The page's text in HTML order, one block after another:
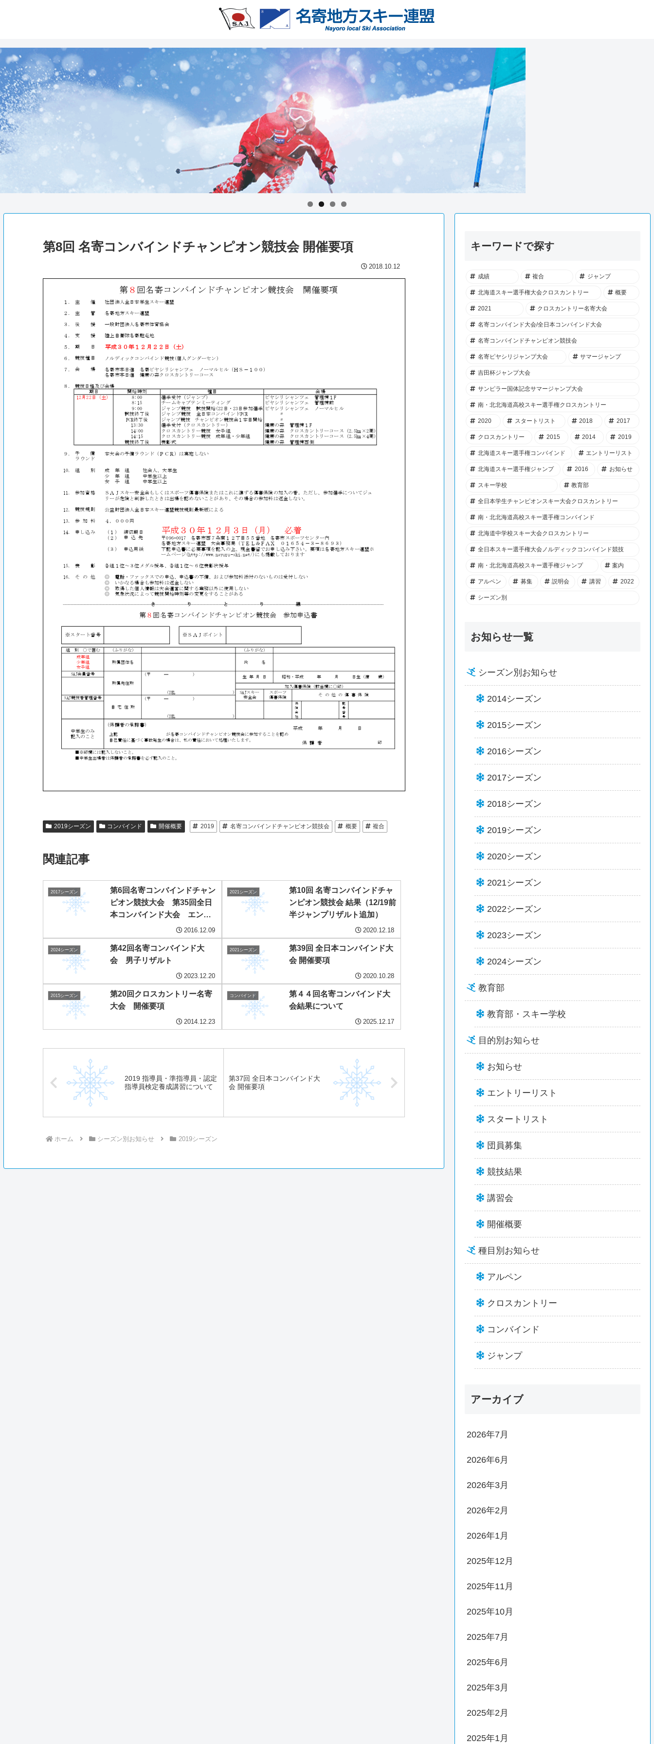
第8回 名寄コンバインドチャンピオン競技会 開催要項
2018.10.12
2019シーズン コンバインド 開催概要 2019 名寄コンバインドチャンピオン競技会 概要 複合
関連記事
2017シーズン
第6回名寄コンバインドチャン
ピオン競技大会 第35回全日
本コンバインド大会 エント
2016.12.09
2021シーズン
第10回 名寄コンバインドチャ
ンピオン競技会 結果（12/19前
半ジャンプリザルト追加）
2020.12.18
2024シーズン
第42回名寄コンバインド大
会 男子リザルト
2023.12.20
2021シーズン
第39回 全日本コンバインド大
会 開催要項
2020.10.28
2015シーズン
第20回クロスカントリー名寄
大会 開催要項
2014.12.23
コンバインド
第４４回名寄コンバインド大
会結果について
2025.12.17
2019 指導員・準指導員・認定
指導員検定養成講習について
第37回 全日本コンバインド大
会 開催要項
ホーム シーズン別お知らせ 2019シーズン
キーワードで探す
成績 複合 ジャンプ
北海道スキー選手権大会クロスカントリー 概要
2021 クロスカントリー名寄大会
名寄コンバインド大会/全日本コンバインド大会
名寄コンバインドチャンピオン競技会
名寄ピヤシリジャンプ大会 サマージャンプ
吉田杯ジャンプ大会
サンピラー国体記念サマージャンプ大会
南・北北海道高校スキー選手権クロスカントリー
2020 スタートリスト 2018 2017
クロスカントリー 2015 2014 2019
北海道スキー選手権コンバインド エントリーリスト
北海道スキー選手権ジャンプ 2016 お知らせ
スキー学校 教育部
全日本学生チャンピオンスキー大会クロスカントリー
南・北北海道高校スキー選手権コンバインド
北海道中学校スキー大会クロスカントリー
全日本スキー選手権大会ノルディックコンバインド競技
南・北北海道高校スキー選手権ジャンプ 案内
アルペン 募集 説明会 講習 2022
シーズン別
お知らせ一覧
シーズン別お知らせ
2014シーズン
2015シーズン
2016シーズン
2017シーズン
2018シーズン
2019シーズン
2020シーズン
2021シーズン
2022シーズン
2023シーズン
2024シーズン
教育部
教育部・スキー学校
目的別お知らせ
お知らせ
エントリーリスト
スタートリスト
団員募集
競技結果
講習会
開催概要
種目別お知らせ
アルペン
クロスカントリー
コンバインド
ジャンプ
アーカイブ
2026年7月
2026年6月
2026年3月
2026年2月
2026年1月
2025年12月
2025年11月
2025年10月
2025年7月
2025年6月
2025年3月
2025年2月
2025年1月